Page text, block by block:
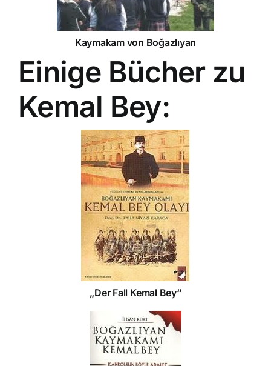
Kaymakam von Boğazlıyan
Einige Bücher zu
Kemal Bey:
„Der Fall Kemal Bey“